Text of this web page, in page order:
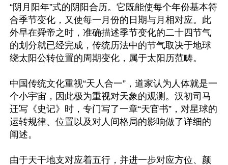
“阴月阳年”式的阴阳合历。它既能使每个年份基本符
合季节变化，又使每一月份的日期与月相对应。此
外早在舜帝之时，准确描述季节变化的二十四节气
的划分就已经完成，传统历法中的节气取决于地球
绕太阳公转位置的周期变化，属于太阳历范畴。
中国传统文化重视“天人合一”，道家认为人体就是一
个小宇宙，因此极为重视对天象的观测。汉初司马
迁写《史记》时，专门写了一章“天官书”，对星球的
运转规律、位置以及对人间格局的影响做了详细的
阐述。
由于天干地支对应着五行，并进一步对应方位、颜